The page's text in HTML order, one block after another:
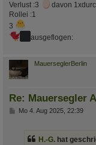
Verlust :3
davon
Rollei :1
3
ausgeflogen:
MauerseglerBerlin
Re: Mauersegler
BMo 4. Aug 2025, 22:39
H.-G. hat